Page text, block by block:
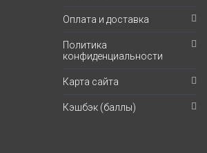
Оплата и доставка
Политика
конфиденциальности
Карта сайта
Кэшбэк (баллы)